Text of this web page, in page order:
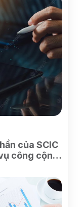
của SCIC
công cộng